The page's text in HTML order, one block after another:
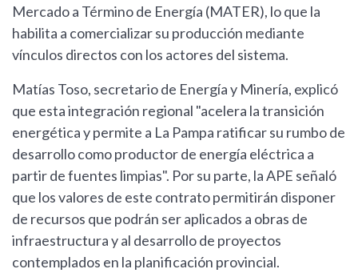
Mercado a Término de Energía (MATER), lo que la
habilita a comercializar su producción mediante
vínculos directos con los actores del sistema.
Matías Toso, secretario de Energía y Minería, explicó
que esta integración regional "acelera la transición
energética y permite a La Pampa ratificar su rumbo de
desarrollo como productor de energía eléctrica a
partir de fuentes limpias". Por su parte, la APE señaló
que los valores de este contrato permitirán disponer
de recursos que podrán ser aplicados a obras de
infraestructura y al desarrollo de proyectos
contemplados en la planificación provincial.